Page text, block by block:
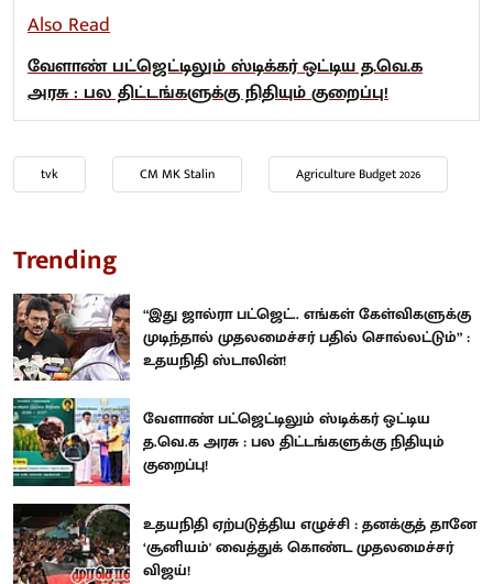
Also Read
வேளாண் பட்ஜெட்டிலும் ஸ்டிக்கர் ஒட்டிய த.வெ.க
அரசு : பல திட்டங்களுக்கு நிதியும் குறைப்பு!
tvk CM MK Stalin Agriculture Budget 2026
Trending
“இது ஜால்ரா பட்ஜெட்.. எங்கள் கேள்விகளுக்கு
முடிந்தால் முதலமைச்சர் பதில் சொல்லட்டும்” :
உதயநிதி ஸ்டாலின்!
வேளாண் பட்ஜெட்டிலும் ஸ்டிக்கர் ஒட்டிய
த.வெ.க அரசு : பல திட்டங்களுக்கு நிதியும்
குறைப்பு!
உதயநிதி ஏற்படுத்திய எழுச்சி : தனக்குத் தானே
‘சூனியம்' வைத்துக் கொண்ட முதலமைச்சர்
விஜய்!